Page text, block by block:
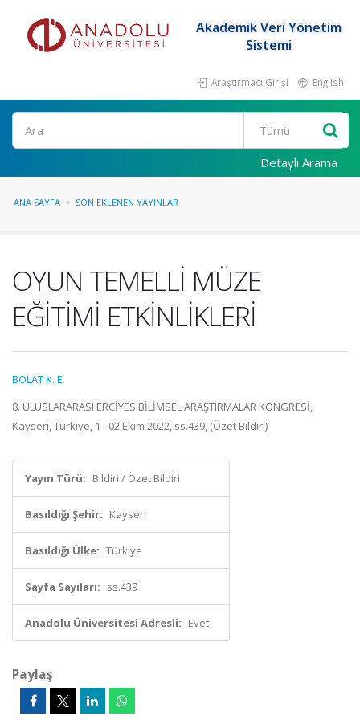
Akademik Veri Yönetim
Sistemi
Araştırmacı Girişi English
Ara
Detaylı Arama
ANA SAYFA SON EKLENEN YAYINLAR
OYUN TEMELLİ MÜZE
EĞİTİMİ ETKİNLİKLERİ
BOLAT K. E.
8. ULUSLARARASI ERCİYES BİLİMSEL ARAŞTIRMALAR KONGRESİ,
Kayseri, Türkiye, 1 - 02 Ekim 2022, ss.439, (Özet Bildiri)
Yayın Türü: Bildiri / Özet Bildiri
Basıldığı Şehir: Kayseri
Basıldığı Ülke: Türkiye
Sayfa Sayıları: ss.439
Anadolu Üniversitesi Adresli: Evet
Paylaş